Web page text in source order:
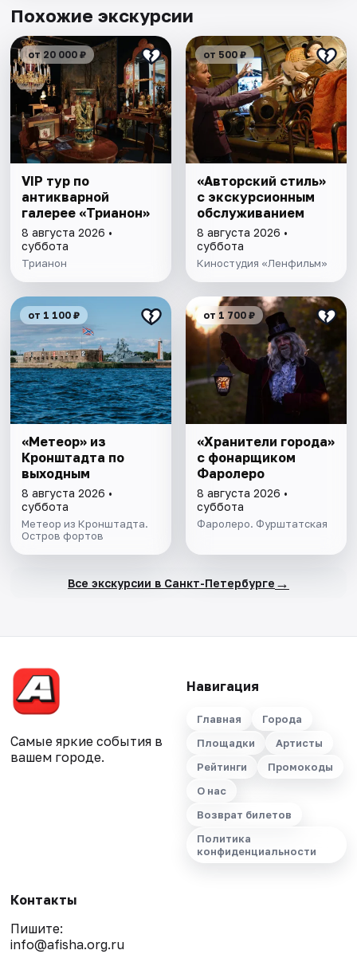
Похожие экскурсии
от 20 000 ₽
VIP тур по
антикварной
галерее «Трианон»
8 августа 2026 •
суббота
Трианон
от 500 ₽
«Авторский стиль»
с экскурсионным
обслуживанием
8 августа 2026 •
суббота
Киностудия «Ленфильм»
от 1 100 ₽
«Метеор» из
Кронштадта по
выходным
8 августа 2026 •
суббота
Метеор из Кронштадта.
Остров фортов
от 1 700 ₽
«Хранители города»
с фонарщиком
Фаролеро
8 августа 2026 •
суббота
Фаролеро. Фурштатская
Все экскурсии в Санкт-Петербурге →
Самые яркие события в
вашем городе.
Навигация
Главная
Города
Площадки
Артисты
Рейтинги
Промокоды
О нас
Возврат билетов
Политика
конфиденциальности
Контакты
Пишите:
info@afisha.org.ru